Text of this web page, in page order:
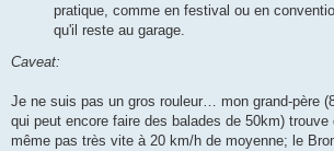
pratique, comme en festival ou en
qu'il reste au garage.
Caveat:
Je ne suis pas un gros rouleur… mon grand-père
qui peut encore faire des balades de 50km) trouve
même pas très vite à 20 km/h de moyenne; le